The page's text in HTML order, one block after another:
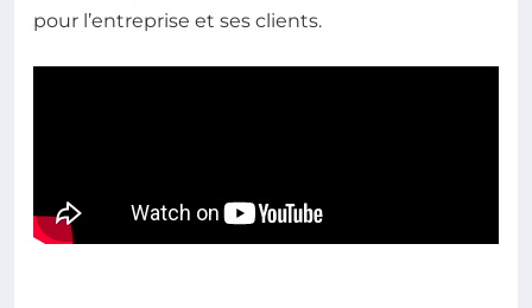
pour l’entreprise et ses clients.